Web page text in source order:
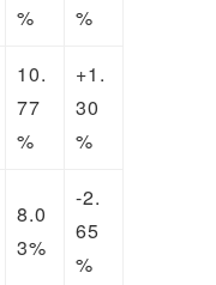
%
%
10.
77
%
+1.
30
%
8.0
3%
-2.
65
%